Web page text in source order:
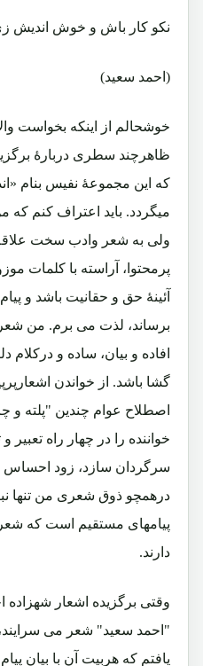
نکو کار باش و خوش اندیش
(احمد سعید)
خوشحالم از اینکه بخواست
ظاهرچند سطری دربارۀ
که این مجموعۀ نفیس بنام
میگردد. باید اعتراف کنم
ولی به شعر وادب سخت
پرمحتوا، آراسته با کلمات
آئینۀ حق و حقانیت باشد و
برساند، لذت می برم. من
افاده و بیان، ساده و درکلام
گشا باشد. از خواندن
اصطلاح عوام چندین "پلته و
خواننده را در چهار راه
سرگردان سازد، زود احساس
درهمچو ذوق شعری من تنها
پیامهای مستقیم است که
دارند.
وقتی برگزیده اشعار
"احمد سعید" شعر می سرایند،
یافتم که هربیت آن با بیان